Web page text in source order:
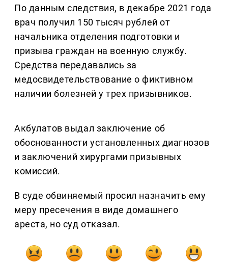
По данным следствия, в декабре 2021 года
врач получил 150 тысяч рублей от
начальника отделения подготовки и
призыва граждан на военную службу.
Средства передавались за
медосвидетельствование о фиктивном
наличии болезней у трех призывников.
Акбулатов выдал заключение об
обоснованности установленных диагнозов
и заключений хирургами призывных
комиссий.
В суде обвиняемый просил назначить ему
меру пресечения в виде домашнего
ареста, но суд отказал.